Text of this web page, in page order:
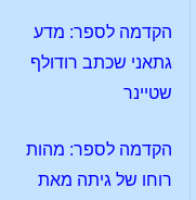
הקדמה לספר: מדע
גתאני שכתב רודולף
שטיינר
הקדמה לספר: מהות
רוחו של גיתה מאת